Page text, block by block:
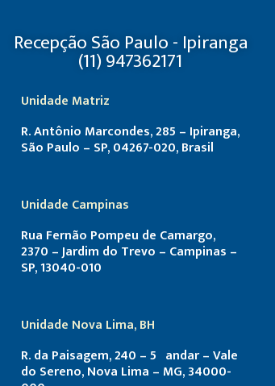
Recepção São Paulo - Ipiranga
(11) 947362171
Unidade Matriz
R. Antônio Marcondes, 285 – Ipiranga,
São Paulo – SP, 04267-020, Brasil
Unidade Campinas
Rua Fernão Pompeu de Camargo,
2370 – Jardim do Trevo – Campinas –
SP, 13040-010
Unidade Nova Lima, BH
R. da Paisagem, 240 – 5º andar – Vale
do Sereno, Nova Lima – MG, 34000-